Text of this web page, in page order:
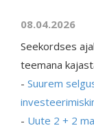
08.04.2026
Seekordses
teemana
- Suurem
- Uute 2 + 2